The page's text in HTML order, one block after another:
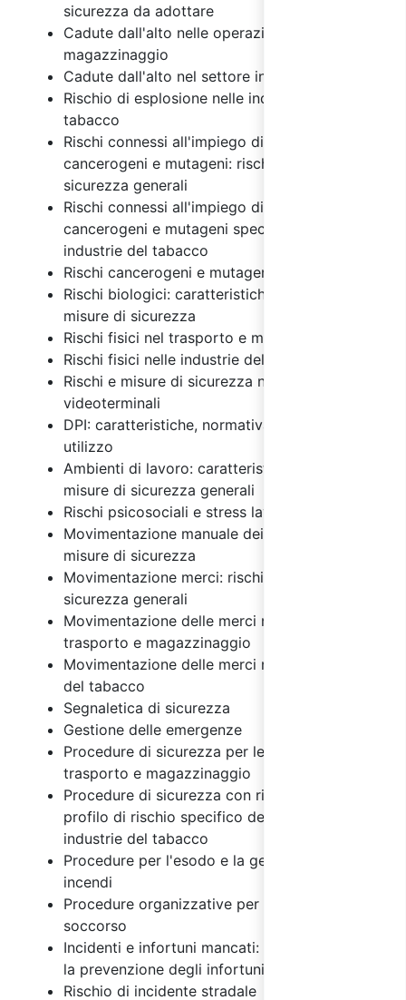
sicurezza da adottare
Cadute dall'alto nelle operazioni di
magazzinaggio
Cadute dall'alto nel settore industriale
Rischio di esplosione nelle industrie del
tabacco
Rischi connessi all'impiego di agenti chimici,
cancerogeni e mutageni: rischi e misure di
sicurezza generali
Rischi connessi all'impiego di agenti chimici,
cancerogeni e mutageni specifici per le
industrie del tabacco
Rischi cancerogeni e mutageni
Rischi biologici: caratteristiche generali e
misure di sicurezza
Rischi fisici nel trasporto e magazzinaggio
Rischi fisici nelle industrie del tabacco
Rischi e misure di sicurezza nell'uso dei
videoterminali
DPI: caratteristiche, normativa e regole di
utilizzo
Ambienti di lavoro: caratteristiche, rischi e
misure di sicurezza generali
Rischi psicosociali e stress lavoro correlato
Movimentazione manuale dei carichi: rischi e
misure di sicurezza
Movimentazione merci: rischi e misure di
sicurezza generali
Movimentazione delle merci nelle attività di
trasporto e magazzinaggio
Movimentazione delle merci nelle industrie
del tabacco
Segnaletica di sicurezza
Gestione delle emergenze
Procedure di sicurezza per le attività di
trasporto e magazzinaggio
Procedure di sicurezza con riferimento al
profilo di rischio specifico del settore delle
industrie del tabacco
Procedure per l'esodo e la gestione degli
incendi
Procedure organizzative per il primo
soccorso
Incidenti e infortuni mancati: importanza per
la prevenzione degli infortuni
Rischio di incidente stradale